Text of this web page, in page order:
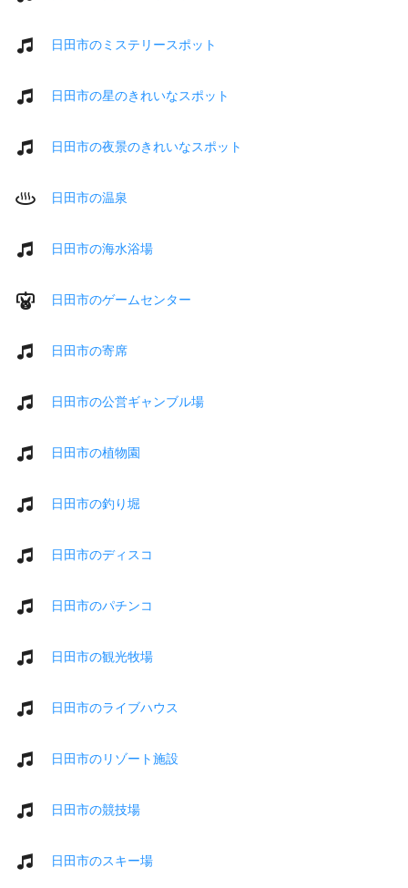
日田市のミステリースポット
日田市の星のきれいなスポット
日田市の夜景のきれいなスポット
日田市の温泉
日田市の海水浴場
日田市のゲームセンター
日田市の寄席
日田市の公営ギャンブル場
日田市の植物園
日田市の釣り堀
日田市のディスコ
日田市のパチンコ
日田市の観光牧場
日田市のライブハウス
日田市のリゾート施設
日田市の競技場
日田市のスキー場